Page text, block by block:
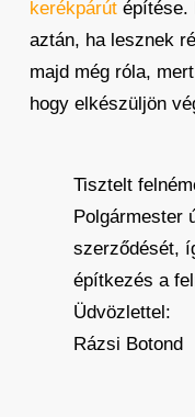
kerékpárútépítése.
aztán, ha lesznek
majd még róla,
hogy elkészüljön
Tisztelt
Polgármester
szerződését,
építkezés a
Üdvözlettel:
Rázsi Botond